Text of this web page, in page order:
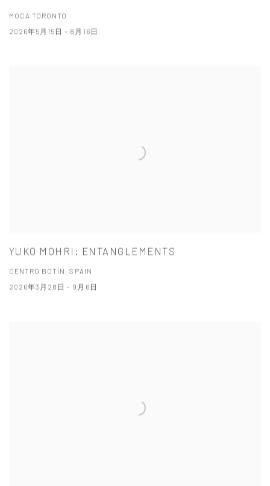
MOCA TORONTO
2026年5月15日 - 8月16日
YUKO MOHRI: ENTANGLEMENTS
CENTRO BOTÍN, SPAIN
2026年3月28日 - 9月6日